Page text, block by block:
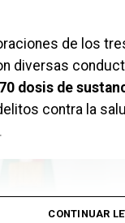
de los
diversas
dosis de
contra la
CONTINUAR